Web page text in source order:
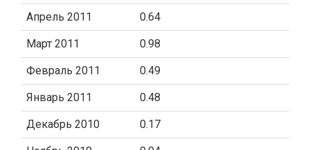
Апрель 2011 0.64
Март 2011 0.98
Февраль 2011 0.49
Январь 2011 0.48
Декабрь 2010 0.17